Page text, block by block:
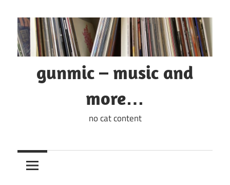
Inhalt
springen
gunmic – music and
more…
no cat content